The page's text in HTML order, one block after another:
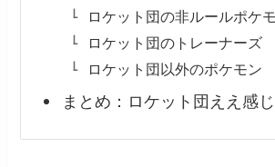
ロケット団の非ルールポケ
ロケット団のトレーナーズ
ロケット団以外のポケモン
まとめ：ロケット団ええ感じ